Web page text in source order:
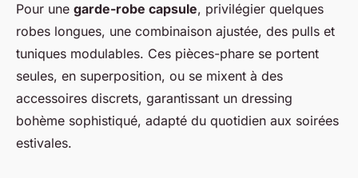
Pour une garde-robe capsule, privilégier quelques
robes longues, une combinaison ajustée, des pulls et
tuniques modulables. Ces pièces-phare se portent
seules, en superposition, ou se mixent à des
accessoires discrets, garantissant un dressing
bohème sophistiqué, adapté du quotidien aux soirées
estivales.